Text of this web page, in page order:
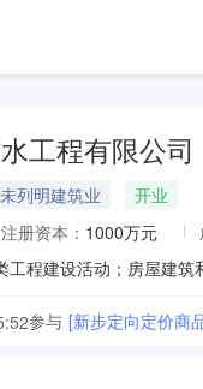
工程有限公司
列明建筑业
开业
注册资本： 1000万元
参与 [新步定向定价商